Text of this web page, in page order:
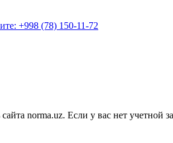
+998 (78) 150-11-72
norma.uz. Если у вас нет учетной